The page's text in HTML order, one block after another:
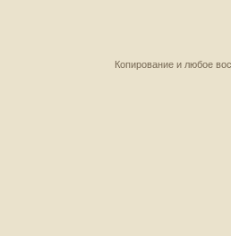
Копирование и любое